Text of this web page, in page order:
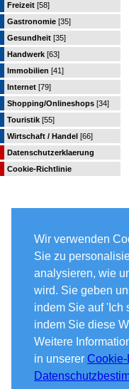
Wir verwenden
Sie zu
analysieren, wie
wird. Sie geben
indem Sie auf 'Ich
indem Sie diese
Weitere
in unserer
Freizeit [58]
Gastronomie [35]
Gesundheit [35]
Handwerk [63]
Immobilien [41]
Internet [79]
Shopping/Onlineshops [34]
Touristik [55]
Wirtschaft / Handel [66]
Datenschutzerklaerung
Cookie-Richtlinie